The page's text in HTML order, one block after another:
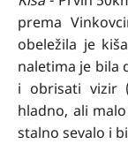
prema
obeležila je
naletima je bila
i obrisati vizir
hladno, ali
stalno sevalo i